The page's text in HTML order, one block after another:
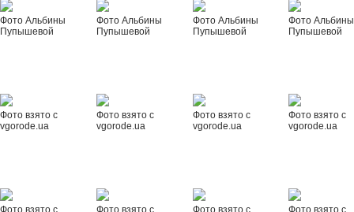
Фото Альбины
Пупышевой
Фото Альбины
Пупышевой
Фото Альбины
Пупышевой
Фото Альбины
Пупышевой
Фото взято с
vgorode.ua
Фото взято с
vgorode.ua
Фото взято с
vgorode.ua
Фото взято с
vgorode.ua
Фото взято с
Фото взято с
Фото взято с
Фото взято с